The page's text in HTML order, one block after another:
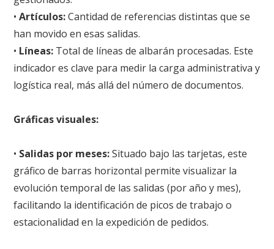
•Artículos:Cantidad de referencias distintas que se
han movido en esas salidas.
• Líneas: Total de líneas de albarán procesadas. Este
indicador es clave para medir la carga administrativa y
logística real, más allá del número de documentos.
Gráficas visuales:
• Salidas por meses:Situado bajo las tarjetas, este
gráfico de barras horizontal permite visualizar la
evolución temporal de las salidas (por año y mes),
facilitando la identificación de picos de trabajo o
estacionalidad en la expedición de pedidos.